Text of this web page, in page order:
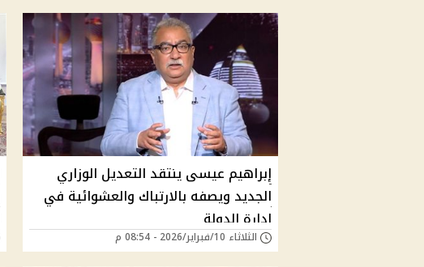
إبراهيم عيسى ينتقد التعديل الوزاري
الجديد ويصفه بالارتباك والعشوائية في
إدارة الدولة
الثلاثاء 10/فبراير/2026 - 08:54 م